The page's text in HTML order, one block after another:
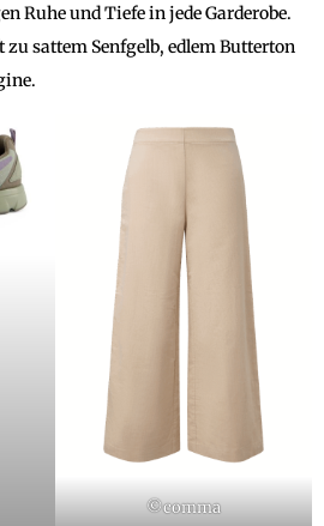
Ruhe und Tiefe in jede Garderobe.
sattem Senfgelb, edlem Butterton
©comma